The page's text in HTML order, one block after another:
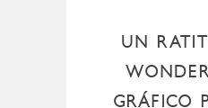
UN
GRÁFICO